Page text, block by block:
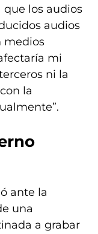
los audios
audios
medios
mi
ni la
la
ante la
una
a grabar